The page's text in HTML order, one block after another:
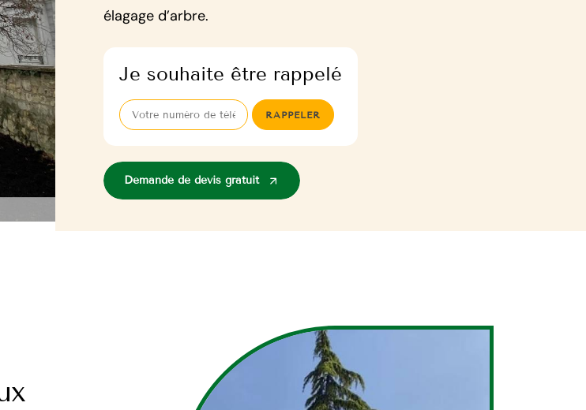
élagage d’arbre.
Je souhaite être rappelé
Demande de devis gratuit